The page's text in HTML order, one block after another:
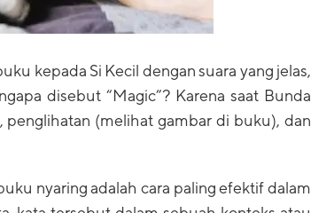
kepada Si Kecil dengan suara yang jelas,
disebut “Magic”? Karena saat Bunda
penglihatan (melihat gambar di buku), dan
nyaring adalah cara paling efektif dalam